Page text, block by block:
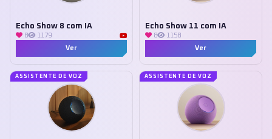
Echo Show 8 com IA
8
1179
Ver
Echo Show 11 com IA
8
1158
Ver
ASSISTENTE DE VOZ ASSISTENTE DE VOZ